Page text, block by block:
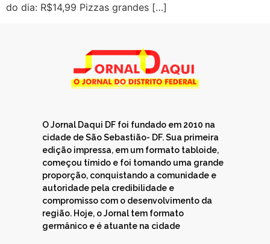
do dia: R$14,99 Pizzas grandes […]
O Jornal Daqui DF foi fundado em 2010 na
cidade de São Sebastião- DF. Sua primeira
edição impressa, em um formato tabloide,
começou tímido e foi tomando uma grande
proporção, conquistando a comunidade e
autoridade pela credibilidade e
compromisso com o desenvolvimento da
região. Hoje, o Jornal tem formato
germânico e é atuante na cidade